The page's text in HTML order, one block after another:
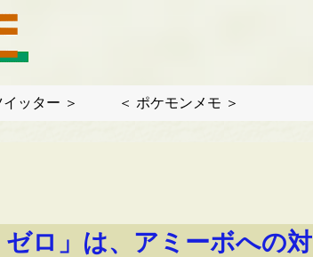
ッター ＞ ＜ ポケモンメモ ＞
ロ」は、アミーボへの対